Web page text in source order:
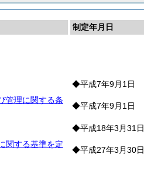
制定年月日
◆平成7年9月1日
管理に関する条
◆平成7年9月1日
◆平成18年3月31日
関する基準を定
◆平成27年3月30日